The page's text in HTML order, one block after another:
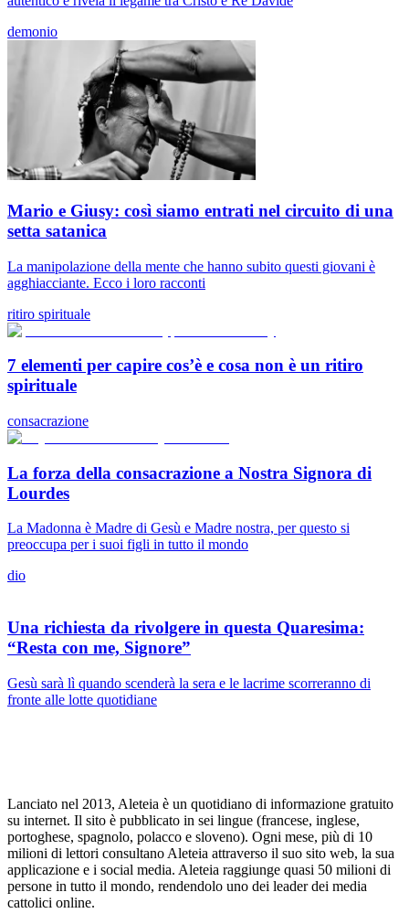
demonio
Mario e Giusy: così siamo entrati nel circuito di una
setta satanica
La manipolazione della mente che hanno subito questi giovani è
agghiacciante. Ecco i loro racconti
ritiro spirituale
7 elementi per capire cos’è e cosa non è un ritiro
spirituale
consacrazione
La forza della consacrazione a Nostra Signora di
Lourdes
La Madonna è Madre di Gesù e Madre nostra, per questo si
preoccupa per i suoi figli in tutto il mondo
dio
Una richiesta da rivolgere in questa Quaresima:
“Resta con me, Signore”
Gesù sarà lì quando scenderà la sera e le lacrime scorreranno di
fronte alle lotte quotidiane
Lanciato nel 2013, Aleteia è un quotidiano di informazione gratuito
su internet. Il sito è pubblicato in sei lingue (francese, inglese,
portoghese, spagnolo, polacco e sloveno). Ogni mese, più di 10
milioni di lettori consultano Aleteia attraverso il suo sito web, la sua
applicazione e i social media. Aleteia raggiunge quasi 50 milioni di
persone in tutto il mondo, rendendolo uno dei leader dei media
cattolici online.